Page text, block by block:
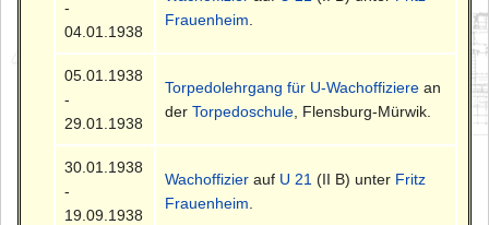
-
04.01.1938
Frauenheim
05.01.1938
-
29.01.1938
Torpedolehrgang für U-Wachoffiziere an
derTorpedoschule , Flensburg-Mürwik.
30.01.1938
-
19.09.1938
Wachoffizier auf U 21 (II B) unter Fritz
Frauenheim